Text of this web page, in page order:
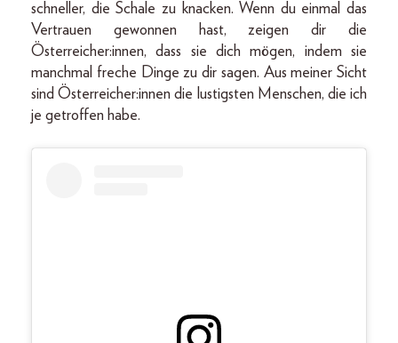
schneller, die Schale zu knacken. Wenn du einmal das
Vertrauen gewonnen hast, zeigen dir die
Österreicher:innen, dass sie dich mögen, indem sie
manchmal freche Dinge zu dir sagen. Aus meiner Sicht
sind Österreicher:innen die lustigsten Menschen, die ich
je getroffen habe.